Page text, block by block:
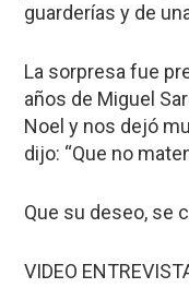
guarderías y de
La sorpresa fue
años de Miguel
Noel y nos dejó
dijo: “Que no
Que su deseo, se
VIDEO